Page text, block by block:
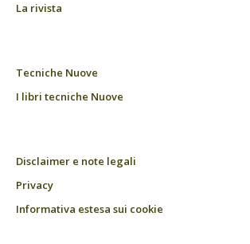
La rivista
Tecniche Nuove
I libri tecniche Nuove
Disclaimer e note legali
Privacy
Informativa estesa sui cookie